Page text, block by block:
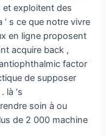
et exploitent des
s ce que notre vivre
en ligne proposent
acquire back ,
factor
de supposer
là ‘s
soin à ou
de 2 000 machine